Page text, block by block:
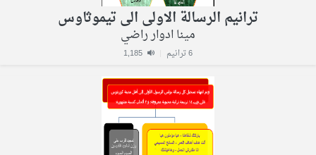
ترانيم الرسالة الاولى الى تيموثاوس
مينا ادوار راضي
6 ترانيم